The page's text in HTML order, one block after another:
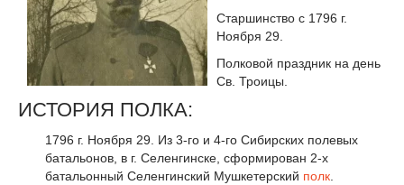
Старшинство с 1796 г.
Ноября 29.
Полковой праздник на день
Св. Троицы.
ИСТОРИЯ ПОЛКА:
1796 г. Ноября 29. Из 3-го и 4-го Сибирских полевых
батальонов, в г. Селенгинске, сформирован 2-х
батальонный Селенгинский Мушкетерский полк